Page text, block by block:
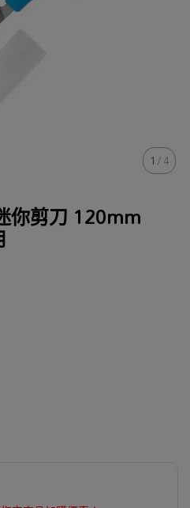
1/4
你剪刀 120mm